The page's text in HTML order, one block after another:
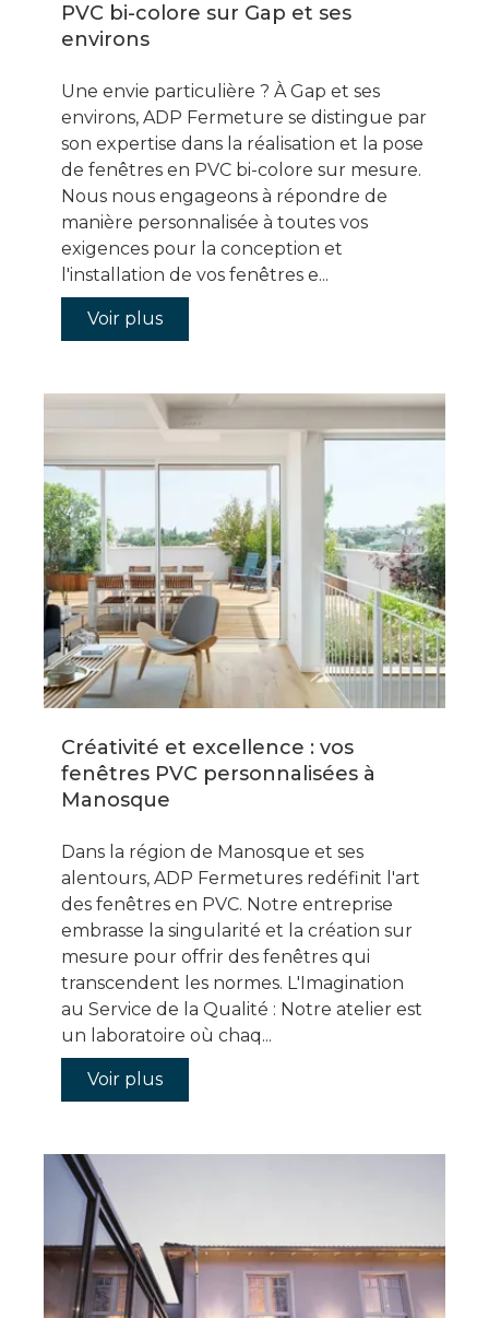
PVC bi-colore sur Gap et ses
environs
Une envie particulière ? À Gap et ses
environs, ADP Fermeture se distingue par
son expertise dans la réalisation et la pose
de fenêtres en PVC bi-colore sur mesure.
Nous nous engageons à répondre de
manière personnalisée à toutes vos
exigences pour la conception et
l'installation de vos fenêtres e...
Voir plus
Créativité et excellence : vos
fenêtres PVC personnalisées à
Manosque
Dans la région de Manosque et ses
alentours, ADP Fermetures redéfinit l'art
des fenêtres en PVC. Notre entreprise
embrasse la singularité et la création sur
mesure pour offrir des fenêtres qui
transcendent les normes. L'Imagination
au Service de la Qualité : Notre atelier est
un laboratoire où chaq...
Voir plus